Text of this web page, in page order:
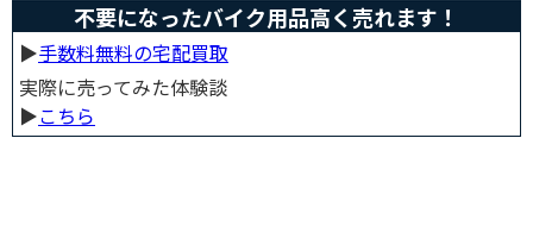
不要になったバイク用品高く売れます！
▶︎手数料無料の宅配買取
実際に売ってみた体験談
▶︎こちら